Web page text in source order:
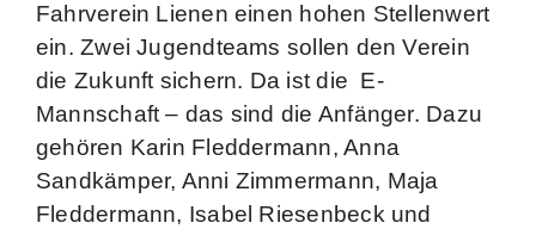
Fahrverein Lienen einen hohen Stellenwert
ein. Zwei Jugendteams sollen den Verein
die Zukunft sichern. Da ist die E-
Mannschaft – das sind die Anfänger. Dazu
gehören Karin Fleddermann, Anna
Sandkämper, Anni Zimmermann, Maja
Fleddermann, Isabel Riesenbeck und